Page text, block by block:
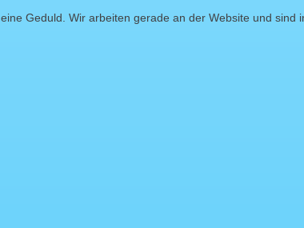
Geduld. Wir arbeiten gerade an der Website und sind